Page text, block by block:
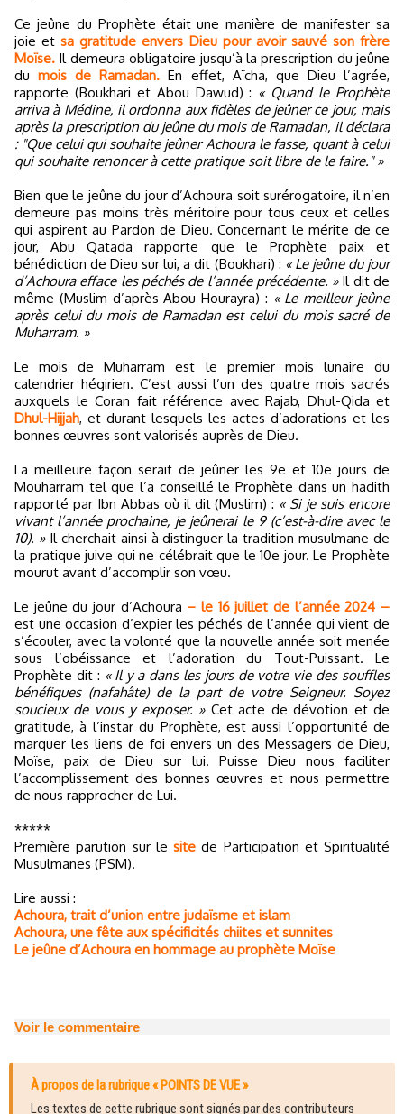
Ce jeûne du Prophète était une manière de manifester sa
joie etsa gratitude envers Dieu pour avoir sauvé son frère
Moïse. Il demeura obligatoire jusqu’à la prescription du jeûne
dumois de Ramadan. En effet, Aïcha, que Dieu l’agrée,
rapporte (Boukhari et Abou Dawud) : « Quand le Prophète
arriva à Médine, il ordonna aux fidèles de jeûner ce jour, mais
après la prescription du jeûne du mois de Ramadan, il déclara
: "Que celui qui souhaite jeûner Achoura le fasse, quant à celui
qui souhaite renoncer à cette pratique soit libre de le faire." »
Bien que le jeûne du jour d’Achoura soit surérogatoire, il n’en
demeure pas moins très méritoire pour tous ceux et celles
qui aspirent au Pardon de Dieu. Concernant le mérite de ce
jour, Abu Qatada rapporte que le Prophète paix et
bénédiction de Dieu sur lui, a dit (Boukhari) : « Le jeûne du jour
d’Achoura efface les péchés de l’année précédente. »Il dit de
même (Muslim d’après Abou Hourayra) : « Le meilleur jeûne
après celui du mois de Ramadan est celui du mois sacré de
Muharram. »
Le mois de Muharram est le premier mois lunaire du
calendrier hégirien. C’est aussi l’un des quatre mois sacrés
auxquels le Coran fait référence avec Rajab, Dhul-Qida et
Dhul-Hijjah, et durant lesquels les actes d’adorations et les
bonnes œuvres sont valorisés auprès de Dieu.
La meilleure façon serait de jeûner les 9e et 10e jours de
Mouharram tel que l’a conseillé le Prophète dans un hadith
rapporté par Ibn Abbas où il dit (Muslim) : « Si je suis encore
vivant l’année prochaine, je jeûnerai le 9 (c’est-à-dire avec le
10). »Il cherchait ainsi à distinguer la tradition musulmane de
la pratique juive qui ne célébrait que le 10e jour. Le Prophète
mourut avant d’accomplir son vœu.
Le jeûne du jour d’Achoura – le 16 juillet de l’année 2024 –
est une occasion d’expier les péchés de l’année qui vient de
s’écouler, avec la volonté que la nouvelle année soit menée
sous l’obéissance et l’adoration du Tout-Puissant. Le
Prophète dit : « Il y a dans les jours de votre vie des souffles
bénéfiques (nafahâte) de la part de votre Seigneur. Soyez
soucieux de vous y exposer. »Cet acte de dévotion et de
gratitude, à l’instar du Prophète, est aussi l’opportunité de
marquer les liens de foi envers un des Messagers de Dieu,
Moïse, paix de Dieu sur lui. Puisse Dieu nous faciliter
l’accomplissement des bonnes œuvres et nous permettre
de nous rapprocher de Lui.
*****
Première parution sur le site de Participation et Spiritualité
Musulmanes (PSM).
Lire aussi :
Achoura, trait d’union entre judaïsme et islam
Achoura, une fête aux spécificités chiites et sunnites
Le jeûne d’Achoura en hommage au prophète Moïse
Voir le commentaire
À propos de la rubrique « POINTS DE VUE »
Les textes de cette rubrique sont signés par des contributeurs